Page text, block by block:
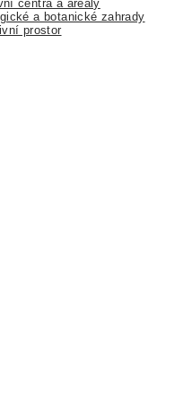
centra a areály
a botanické zahrady
prostor